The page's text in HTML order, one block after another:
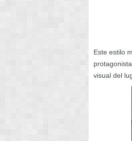
Este estilo
visual del